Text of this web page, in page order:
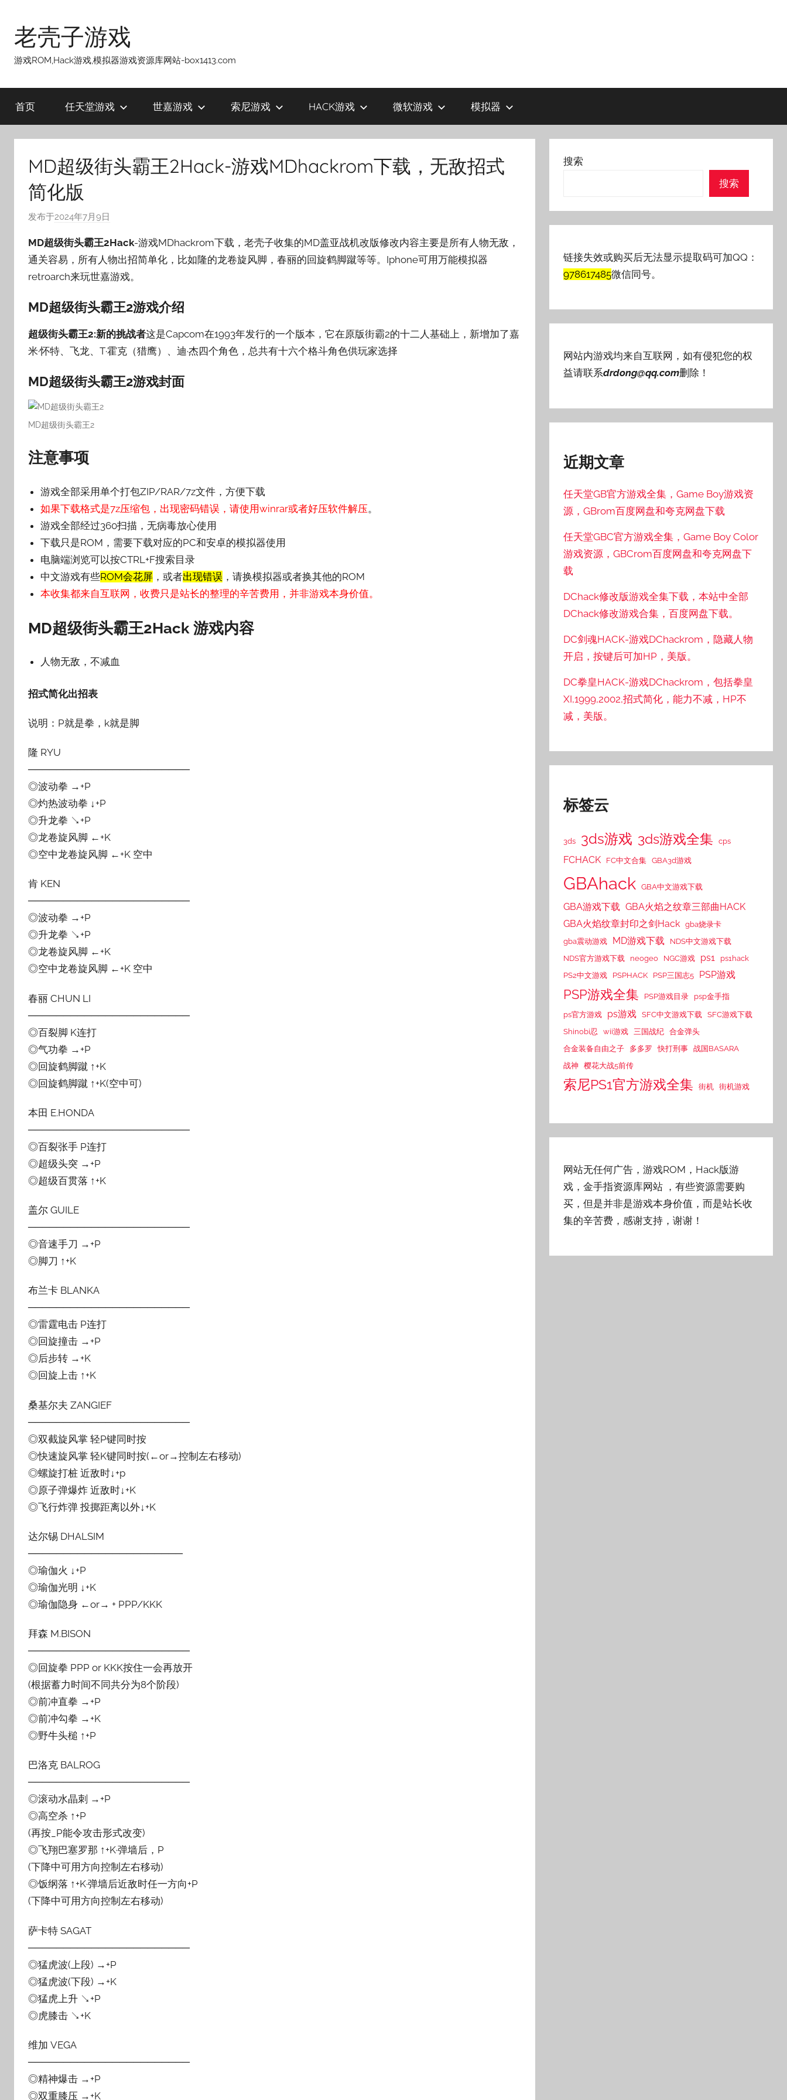
老壳子游戏
游戏ROM,Hack游戏,模拟器游戏资源库网站-box1413.com
首页 任天堂游戏 世嘉游戏 索尼游戏 HACK游戏 微软游戏 模拟器
MD超级街头霸王2Hack-游戏MDhackrom下载，无敌招式
简化版
发布于2024年7月9日
:
老
壳
MD超级街头霸王2Hack-游戏MDhackrom下载，老壳子收集的MD盖亚战机改版修改内容主要是所有人物无敌，
通关容易，所有人物出招简单化，比如隆的龙卷旋风脚，春丽的回旋鹤脚蹴等等。Iphone可用万能模拟器
retroarch来玩世嘉游戏。
MD超级街头霸王2游戏介绍
超级街头霸王2:新的挑战者这是Capcom在1993年发行的一个版本，它在原版街霸2的十二人基础上，新增加了嘉
米·怀特、飞龙、T·霍克（猎鹰）、迪·杰四个角色，总共有十六个格斗角色供玩家选择
MD超级街头霸王2游戏封面
MD超级街头霸王2
注意事项
游戏全部采用单个打包ZIP/RAR/7z文件，方便下载
如果下载格式是7z压缩包，出现密码错误，请使用winrar或者好压软件解压。
游戏全部经过360扫描，无病毒放心使用
下载只是ROM，需要下载对应的PC和安卓的模拟器使用
电脑端浏览可以按CTRL+F搜索目录
中文游戏有些ROM会花屏 ，或者出现错误 ，请换模拟器或者换其他的ROM
本收集都来自互联网，收费只是站长的整理的辛苦费用，并非游戏本身价值。
MD超级街头霸王2Hack 游戏内容
人物无敌，不减血
招式简化出招表
说明：P就是拳，k就是脚
隆 RYU
───────────────────────
◎波动拳 →+P
◎灼热波动拳 ↓+P
◎升龙拳 ↘+P
◎龙卷旋风脚 ←+K
◎空中龙卷旋风脚 ←+K 空中
肯 KEN
───────────────────────
◎波动拳 →+P
◎升龙拳 ↘+P
◎龙卷旋风脚 ←+K
◎空中龙卷旋风脚 ←+K 空中
春丽 CHUN LI
───────────────────────
◎百裂脚 K连打
◎气功拳 →+P
◎回旋鹤脚蹴 ↑+K
◎回旋鹤脚蹴 ↑+K(空中可)
本田 E.HONDA
───────────────────────
◎百裂张手 P连打
◎超级头突 →+P
◎超级百贯落 ↑+K
盖尔 GUILE
───────────────────────
◎音速手刀 →+P
◎脚刀 ↑+K
布兰卡 BLANKA
───────────────────────
◎雷霆电击 P连打
◎回旋撞击 →+P
◎后步转 →+K
◎回旋上击 ↑+K
桑基尔夫 ZANGIEF
───────────────────────
◎双截旋风掌 轻P键同时按
◎快速旋风掌 轻K键同时按(←or→控制左右移动)
◎螺旋打桩 近敌时↓+p
◎原子弹爆炸 近敌时↓+K
◎飞行炸弹 投掷距离以外↓+K
达尔锡 DHALSIM
──────────────────────
◎瑜伽火 ↓+P
◎瑜伽光明 ↓+K
◎瑜伽隐身 ←or→ + PPP/KKK
拜森 M.BISON
───────────────────────
◎回旋拳 PPP or KKK按住一会再放开
(根据蓄力时间不同共分为8个阶段)
◎前冲直拳 →+P
◎前冲勾拳 →+K
◎野牛头槌 ↑+P
巴洛克 BALROG
───────────────────────
◎滚动水晶刺 →+P
◎高空杀 ↑+P
(再按_P能令攻击形式改变)
◎飞翔巴塞罗那 ↑+K·弹墙后，P
(下降中可用方向控制左右移动)
◎饭纲落 ↑+K·弹墙后近敌时任一方向+P
(下降中可用方向控制左右移动)
萨卡特 SAGAT
───────────────────────
◎猛虎波(上段) →+P
◎猛虎波(下段) →+K
◎猛虎上升 ↘+P
◎虎膝击 ↘+K
维加 VEGA
───────────────────────
◎精神爆击 →+P
◎双重膝压 →+K
搜索
搜索
链接失效或购买后无法显示提取码可加QQ：
978617485微信同号。
网站内游戏均来自互联网，如有侵犯您的权
益请联系drdong@qq.com删除！
近期文章
任天堂GB官方游戏全集，Game Boy游戏资
源，GBrom百度网盘和夸克网盘下载
任天堂GBC官方游戏全集，Game Boy Color
游戏资源，GBCrom百度网盘和夸克网盘下
载
DChack修改版游戏全集下载，本站中全部
DChack修改游戏合集，百度网盘下载。
DC剑魂HACK-游戏DChackrom，隐藏人物
开启，按键后可加HP，美版。
DC拳皇HACK-游戏DChackrom，包括拳皇
XI,1999,2002,招式简化，能力不减，HP不
减，美版。
标签云
3ds 3ds游戏 3ds游戏全集 cps
FCHACK FC中文合集 GBA3d游戏
GBAhack GBA中文游戏下载
GBA游戏下载 GBA火焰之纹章三部曲HACK
GBA火焰纹章封印之剑Hack gba烧录卡
gba震动游戏
MD游戏下载
NDS中文游戏下载
NDS官方游戏下载
neogeo NGC游戏 ps1
ps1hack
PS2中文游戏
PSPHACK PSP三国志5 PSP游戏
PSP游戏全集 PSP游戏目录
psp金手指
ps官方游戏
ps游戏 SFC中文游戏下载 SFC游戏下载
Shinobi忍
wii游戏 三国战纪 合金弹头
合金装备自由之子
多多罗 快打刑事 战国BASARA
战神
樱花大战5前传
索尼PS1官方游戏全集 街机 街机游戏
网站无任何广告，游戏ROM，Hack版游
戏，金手指资源库网站 ，有些资源需要购
买，但是并非是游戏本身价值，而是站长收
集的辛苦费，感谢支持，谢谢！